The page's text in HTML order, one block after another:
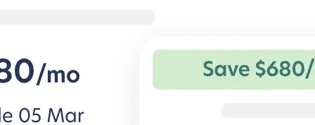
비즈니스용 BG 알아보기
과 특별 혜택.